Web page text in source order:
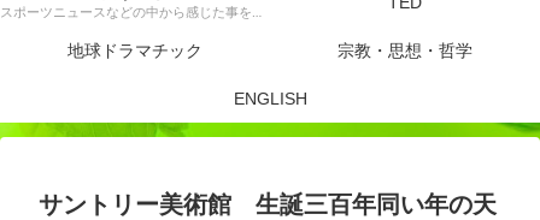
スポーツニュースなどの中から感じた事を書きます。
地球ドラマチック 宗教・思想・哲学
ENGLISH
サントリー美術館 生誕三百年同い年の天